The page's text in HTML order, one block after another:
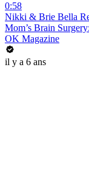
0:58
Nikki & Brie Bella
Mom’s Brain
OK Magazine
il y a 6 ans